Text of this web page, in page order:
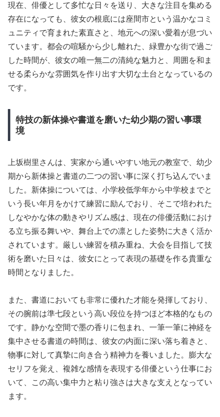
現在、俳優として多忙な日々を送り、大きな注目を集める
存在になっても、彼女の根底には座間市という温かなコミ
ュニティで育まれた素直さと、地元への深い愛着が息づい
ています。都会の喧騒から少し離れた、緑豊かな街で過ご
した時間が、彼女の唯一無二の清純な魅力と、周囲を和ま
せる柔らかな雰囲気を作り出す大切な土台となっているの
です。
特技の新体操や書道を磨いた幼少期の習い事環
境
上坂樹里さんは、実家から通いやすい地元の教室で、幼少
期から新体操と書道の二つの習い事に深く打ち込んでいま
した。新体操については、小学校低学年から中学校までと
いう長い年月をかけて練習に励んでおり、そこで培われた
しなやかな体の動きやリズム感は、現在の俳優活動におけ
る立ち振る舞いや、舞台上での凛とした姿勢に大きく活か
されています。厳しい練習を積み重ね、大会を目指して技
術を磨いた日々は、彼女にとって表現の基礎を作る貴重な
時間となりました。
また、書道においても非常に優れた才能を発揮しており、
その腕前は準七段という高い段位を持つほど本格的なもの
です。静かな空間で墨の香りに包まれ、一筆一筆に神経を
集中させる書道の時間は、彼女の内面に深い落ち着きと、
物事に対して真摯に向き合う精神力を養いました。膨大な
セリフを覚え、複雑な感情を表現する俳優という仕事にお
いて、この高い集中力と粘り強さは大きな支えとなってい
ます。